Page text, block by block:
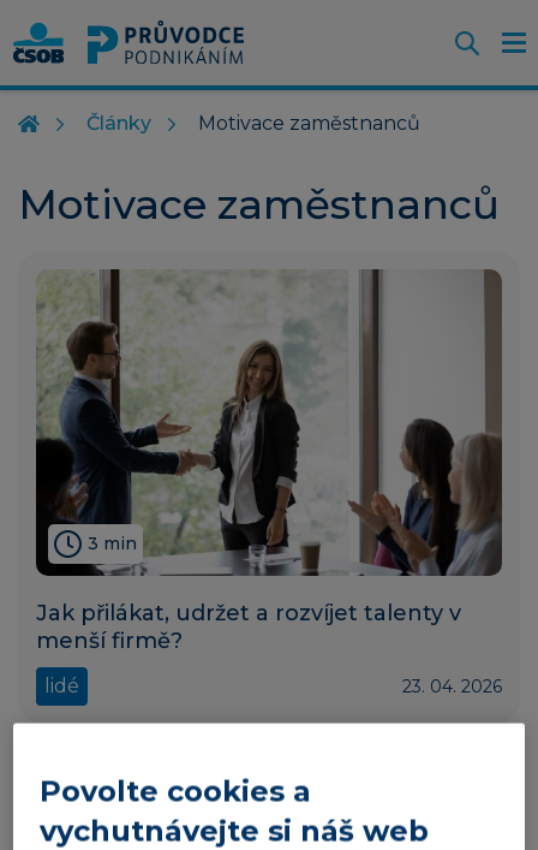
Články Motivace zaměstnanců
Motivace zaměstnanců
3 min
Jak přilákat, udržet a rozvíjet talenty v
menší firmě?
lidé 23. 04. 2026
Povolte cookies a
vychutnávejte si náš web